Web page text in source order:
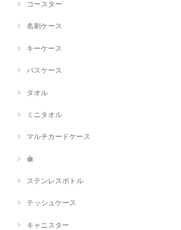
コースター
名刺ケース
キーケース
パスケース
タオル
ミニタオル
マルチカードケース
傘
ステンレスボトル
テッシュケース
キャニスター